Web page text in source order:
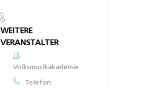
WEITERE
VERANSTALTER
Volksmusikakademie
Telefon